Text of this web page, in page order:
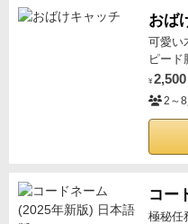
おば
可愛い
ピード
¥ 2,500
2～8
コー
極秘任